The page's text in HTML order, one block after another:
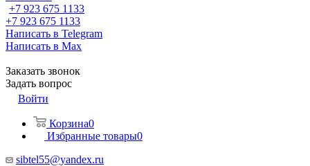
+7 923 675 1133
+7 923 675 1133
Написать в Telegram
Написать в Max
Заказать звонок
Задать вопрос
Войти
Корзина0
Избранные товары0
sibtel55@yandex.ru